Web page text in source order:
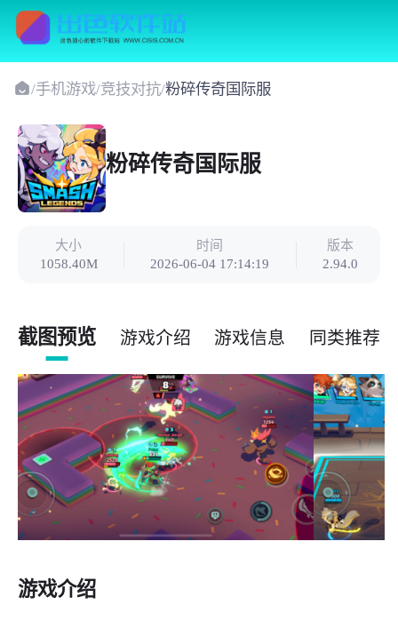
/手机游戏/竞技对抗/粉碎传奇国际服
粉碎传奇国际服
大小
1058.40M
时间
2026-06-04 17:14:19
版本
2.94.0
截图预览 游戏介绍 游戏信息 同类推荐
游戏介绍